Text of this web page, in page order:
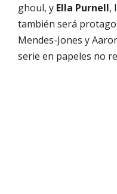
ghoul, y Ella Purnell,
también será
Mendes-Jones y
serie en papeles no